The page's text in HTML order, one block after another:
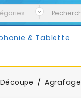
& Tablette
Agrafage